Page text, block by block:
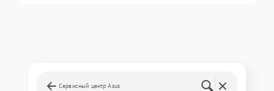
Сервисный центр Asus